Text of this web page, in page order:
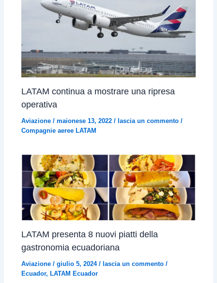
LATAM continua a mostrare una ripresa
operativa
Aviazione /maionese 13, 2022/lascia un commento /
Compagnie aeree LATAM
LATAM presenta 8 nuovi piatti della
gastronomia ecuadoriana
Aviazione /giulio 5, 2024/lascia un commento /
Ecuador,LATAM Ecuador